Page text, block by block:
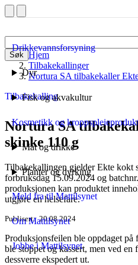
Søk
Drikkevannsforsyning
Dyr
Fisk og akvakultur
Kosmetikk og
Mat og drikke
Planter og dyrking
Meld fra til Mattilsynet
Om Mattilsynet
Jobbe i Mattilsynet
Hjem
Tilbakekallinger
Nortura SA tilbakekaller
Tilbakekalling
Nortura SA
skinke 110 g
Tilbakekallingen gjelder Ekte kokt
forbruksdag 15.09.2024 og
produksjonen kan produktet
utgjøre en helsefare.
Publisert 20.08.2024
Produksjonsfeilen ble oppdaget på
ble stoppet og kassert, men ved en
dessverre ekspedert ut.